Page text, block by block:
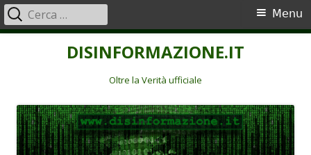
DISINFORMAZIONE.IT
Oltre la Verità ufficiale
Menu
principale
Menu
Ricerca
per: